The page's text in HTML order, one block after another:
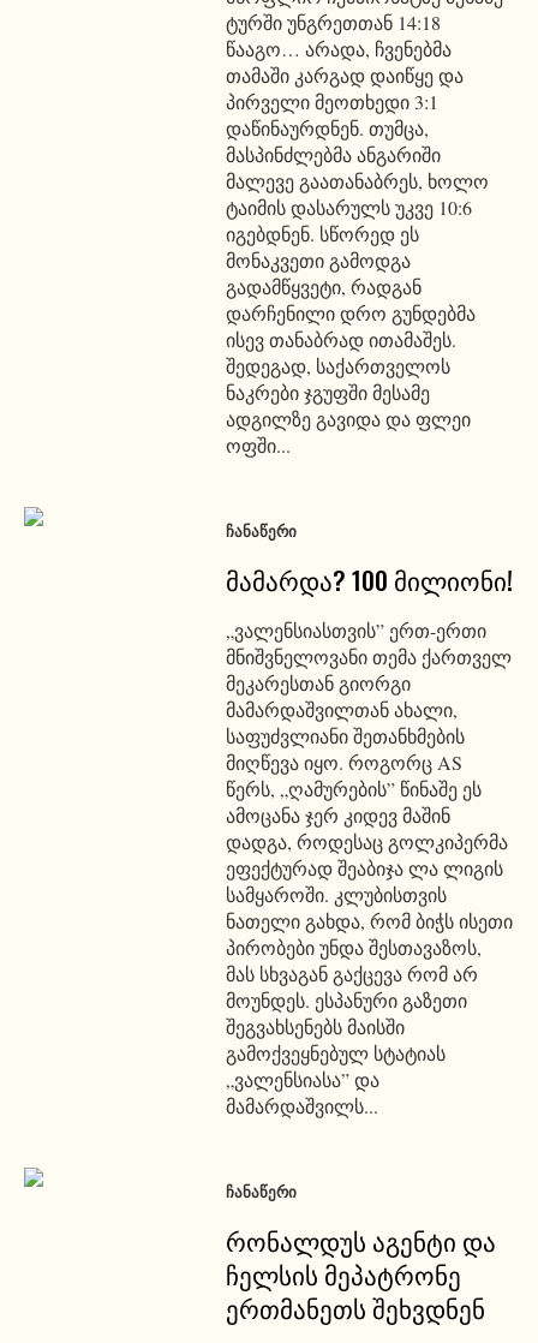
ტურში უნგრეთთან 14:18
წააგო… არადა, ჩვენებმა
თამაში კარგად დაიწყე და
პირველი მეოთხედი 3:1
დაწინაურდნენ. თუმცა,
მასპინძლებმა ანგარიში
მალევე გაათანაბრეს, ხოლო
ტაიმის დასარულს უკვე 10:6
იგებდნენ. სწორედ ეს
მონაკვეთი გამოდგა
გადამწყვეტი, რადგან
დარჩენილი დრო გუნდებმა
ისევ თანაბრად ითამაშეს.
შედეგად, საქართველოს
ნაკრები ჯგუფში მესამე
ადგილზე გავიდა და ფლეი
ოფში...
ᲩᲐᲜᲐᲬᲔᲠᲘ
მამარდა? 100 მილიონი!
„ვალენსიასთვის” ერთ-ერთი
მნიშვნელოვანი თემა ქართველ
მეკარესთან გიორგი
მამარდაშვილთან ახალი,
საფუძვლიანი შეთანხმების
მიღწევა იყო. როგორც AS
წერს, „ღამურების” წინაშე ეს
ამოცანა ჯერ კიდევ მაშინ
დადგა, როდესაც გოლკიპერმა
ეფექტურად შეაბიჯა ლა ლიგის
სამყაროში. კლუბისთვის
ნათელი გახდა, რომ ბიჭს ისეთი
პირობები უნდა შესთავაზოს,
მას სხვაგან გაქცევა რომ არ
მოუნდეს. ესპანური გაზეთი
შეგვახსენებს მაისში
გამოქვეყნებულ სტატიას
„ვალენსიასა” და
მამარდაშვილს...
ᲩᲐᲜᲐᲬᲔᲠᲘ
რონალდუს აგენტი და
ჩელსის მეპატრონე
ერთმანეთს შეხვდნენ